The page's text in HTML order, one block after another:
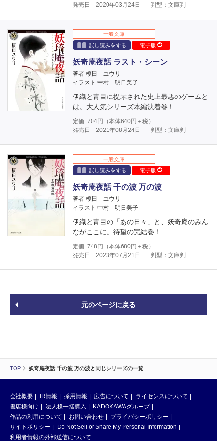
TOP 妖奇庵夜話 千の波 万の波と同じシリーズの一覧
発売日：2020年03月24日
判型：文庫判
一般文庫
試し読みをする
電子版
妖奇庵夜話 ラスト・シーン
著者 榎田 ユウリ
イラスト 中村 明日美子
伊織と青目に提示された史上最悪のゲームと
は。大人気シリーズ本編決着巻！
定価 704円（本体640円＋税）
発売日：2021年08月24日
判型：文庫判
一般文庫
試し読みをする
電子版
妖奇庵夜話 千の波 万の波
著者 榎田 ユウリ
イラスト 中村 明日美子
伊織と青目の「あの日々」と、妖奇庵のみん
ながここに。待望の完結巻！
定価 748 円（本体680円＋税）
発売日：2023年07月21日
判型：文庫判
元のページに戻る
会社概要 IR情報 採用情報 広告について
ライセンスについて
書店様向け
法人様一括購入
KADOKAWAグループ
作品の利用について
お問い合わせ
プライバシーポリシー
サイトポリシー
Do Not Sell or Share My Personal Information
利用者情報の外部送信について